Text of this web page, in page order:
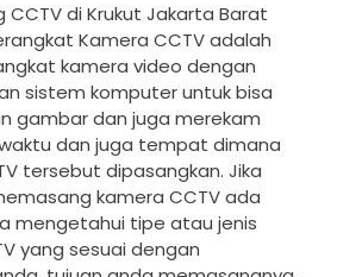
CCTV di Krukut Jakarta Barat
Kamera CCTV adalah
kamera video dengan
sistem komputer untuk bisa
gambar dan juga merekam
dan juga tempat dimana
tersebut dipasangkan. Jika
kamera CCTV ada
mengetahui tipe atau jenis
yang sesuai dengan